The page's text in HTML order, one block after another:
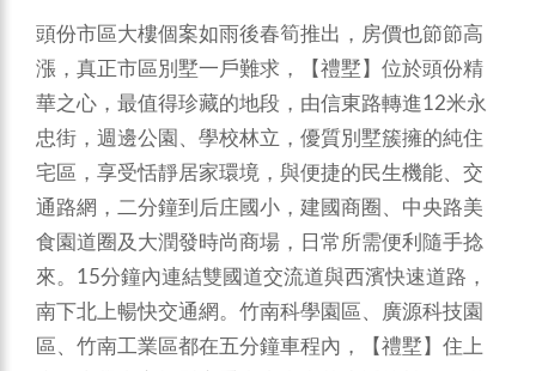
頭份市區大樓個案如雨後春筍推出，房價也節節高
漲，真正市區別墅一戶難求，【禮墅】位於頭份精
華之心，最值得珍藏的地段，由信東路轉進12米永
忠街，週邊公園、學校林立，優質別墅簇擁的純住
宅區，享受恬靜居家環境，與便捷的民生機能、交
通路網，二分鐘到后庄國小，建國商圈、中央路美
食園道圈及大潤發時尚商場，日常所需便利隨手捻
來。15分鐘內連結雙國道交流道與西濱快速道路，
南下北上暢快交通網。竹南科學園區、廣源科技園
區、竹南工業區都在五分鐘車程內，【禮墅】住上